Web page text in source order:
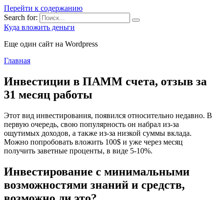
Перейти к содержанию
Search for:
Куда вложить деньги
Еще один сайт на Wordpress
Главная
Инвестиции в ПАММ счета, отзыв за
31 месяц работы
Этот вид инвестирования, появился относительно недавно. В
первую очередь, свою популярность он набрал из-за
ощутимых доходов, а также из-за низкой суммы вклада.
Можно попробовать вложить 100$ и уже через месяц
получить заветные проценты, в виде 5-10%.
Инвестирование с минимальными
возможностями знаний и средств,